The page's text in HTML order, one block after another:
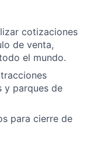
cotizaciones
de venta,
el mundo.
y parques de
​​para cierre de